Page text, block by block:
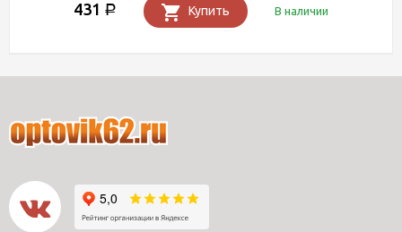
431 Р Купить В наличии